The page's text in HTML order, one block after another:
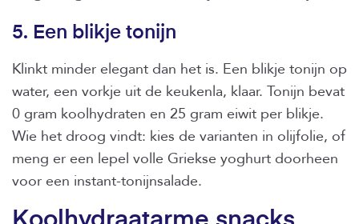
5. Een blikje tonijn
Klinkt minder elegant dan het is. Een blikje tonijn op
water, een vorkje uit de keukenla, klaar. Tonijn bevat
0 gram koolhydraten en 25 gram eiwit per blikje.
Wie het droog vindt: kies de varianten in olijfolie, of
meng er een lepel volle Griekse yoghurt doorheen
voor een instant-tonijnsalade.